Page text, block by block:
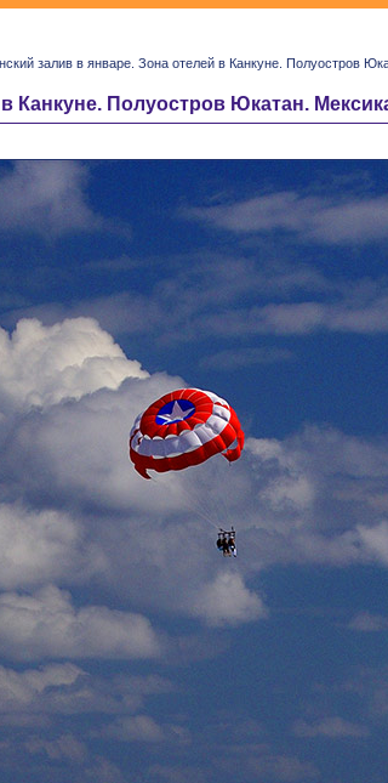
залив в январе. Зона отелей в Канкуне. Полуостров
Канкуне. Полуостров Юкатан.